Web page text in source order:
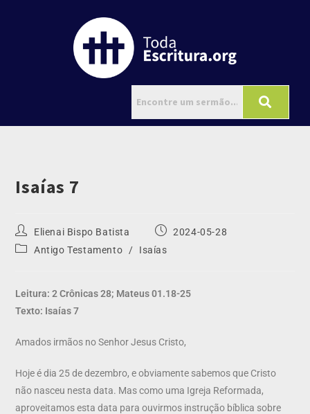
Isaías 7
Elienai Bispo Batista
2024-05-28
Antigo Testamento
/ Isaías
Leitura: 2 Crônicas 28; Mateus 01.18-25
Texto: Isaías 7
Amados irmãos no Senhor Jesus Cristo,
Hoje é dia 25 de dezembro, e obviamente sabemos que Cristo
não nasceu nesta data. Mas como uma Igreja Reformada,
aproveitamos esta data para ouvirmos instrução bíblica sobre